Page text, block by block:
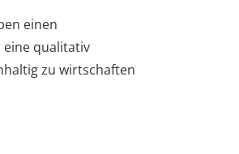
einen
qualitativ
zu wirtschaften